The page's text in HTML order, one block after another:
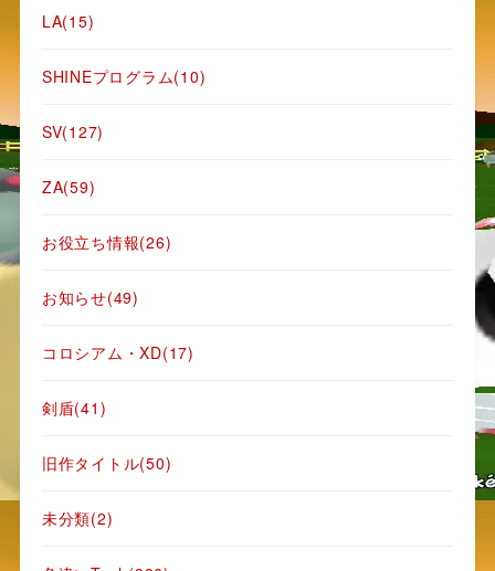
LA(15)
SHINEプログラム(10)
SV(127)
ZA(59)
お役立ち情報(26)
お知らせ(49)
コロシアム・XD(17)
剣盾(41)
旧作タイトル(50)
未分類(2)